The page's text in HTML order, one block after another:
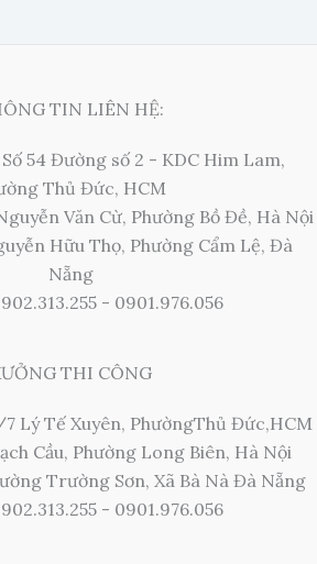
TIN LIÊN HỆ:
54 Đường số 2 - KDC Him Lam,
Thủ Đức, HCM
Văn Cừ, Phường Bồ Đề, Hà Nội
Hữu Thọ, Phường Cẩm Lệ, Đà
Nẵng
- 0901.976.056
THI CÔNG
Lý Tế Xuyên, PhườngThủ Đức,HCM
Cầu, Phường Long Biên, Hà Nội
Trường Sơn, Xã Bà Nà Đà Nẵng
- 0901.976.056